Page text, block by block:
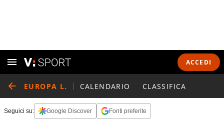
ACCEDI
EUROPA L. CALENDARIO CLASSIFICA
Seguici su: Google Discover Fonti preferite